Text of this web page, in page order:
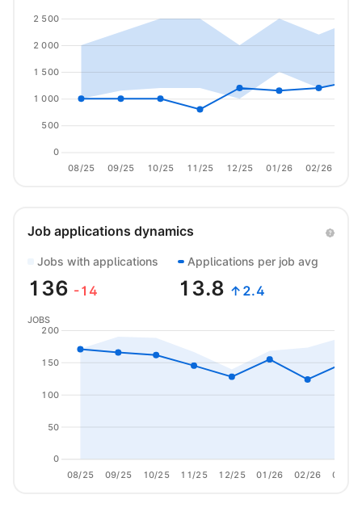
08/25 09/25 10/25 11/25 12/25 01/26 02/26
0
500
1 000
1 500
2 000
2 500
Job applications dynamics
Jobs with applications
136 -14
Applications per job avg
13.8 ↑2.4
08/25 09/25 10/25 11/25 12/25 01/26 02/26 03/26
0
50
100
150
200
JOBS